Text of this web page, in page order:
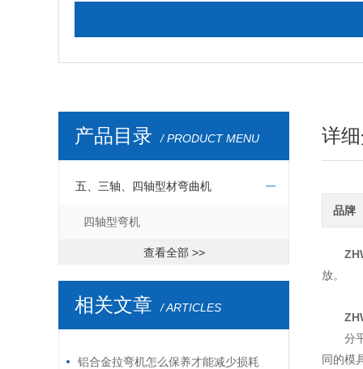
产品目录 / PRODUCT MENU
五、三轴、四轴型材弯曲机
四轴型弯机
查看全部 >>
相关文章 / ARTICLES
铝合金拉弯机怎么保养才能减少损耗
详
品牌
放。
分
同的模